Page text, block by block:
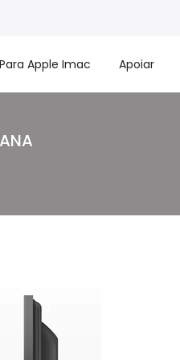
Para Apple Imac Apoiar